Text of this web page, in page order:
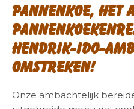
Pannenkoe,
Hendrik-Ido-
omstreken!
Onze ambachtelijk